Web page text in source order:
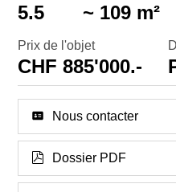
5.5 ~ 109 m²
Prix de l'objet
CHF 885'000.-
Nous contacter
Dossier PDF